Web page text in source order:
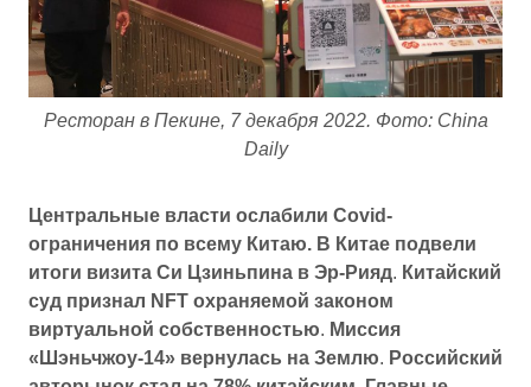
Ресторан в Пекине, 7 декабря 2022. Фото: China
Daily
Центральные власти ослабили Covid-
ограничения по всему Китаю. В Китае подвели
итоги визита Си Цзиньпина в Эр-Рияд. Китайский
суд признал NFT охраняемой законом
виртуальной собственностью. Миссия
«Шэньчжоу-14» вернулась на Землю. Российский